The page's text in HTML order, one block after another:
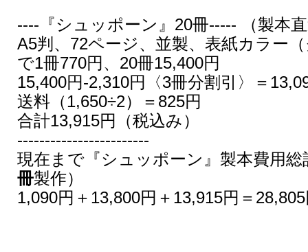
----『シュッポーン』20冊----- （製本
A5判、72ページ、並製、表紙カラー
で1冊770円、20冊15,400円
15,400円-2,310円〈3冊分割引〉＝
送料（1,650÷2）＝825円
合計13,915円（税込み）
------------------------
現在まで『シュッポーン』製本費用総
冊製作）
1,090円＋13,800円＋13,915円＝